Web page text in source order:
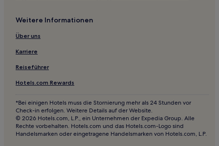
Hotels nahe Richmond Mall
Hotels nahe Historic District
New Amsterdam: Hotels
Hotels nahe Tower Tee Golf
Bethlehem Hotels
Hotels nahe Indiana Repertory Theatre
Fayette County: Hotels
Hotels nahe Indiana University Bloomington
Vienna Hotels
Weitere Informationen
Über uns
Karriere
Reiseführer
Hotels.com Rewards
*Bei einigen Hotels muss die Stornierung mehr als 24 Stunden vor
Check-in erfolgen. Weitere Details auf der Website.
© 2026 Hotels.com, L.P., ein Unternehmen der Expedia Group. Alle
Rechte vorbehalten. Hotels.com und das Hotels.com-Logo sind
Handelsmarken oder eingetragene Handelsmarken von Hotels.com, L.P.